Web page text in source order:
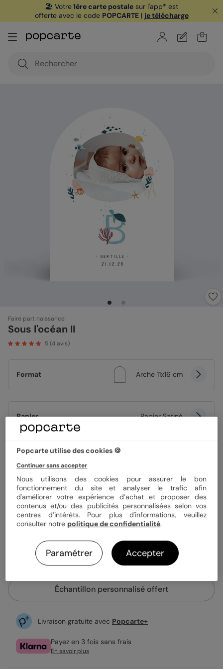
🏖️ Votre1ère carte postale sur l'app* est
offerte avec le code POPCARTE| je télécharge
Faire part naissance
Sous l'océan II
5(4 avis)
Format Arche 11x16 cm
Papier Papier Satiné
Quantité Échantillon personnalisé
1,44 €
Enveloppe blanche offerte
Fabrication française
Expédition rapide en 48h
Personnaliser
Échantillon personnalisé offert
Livraison gratuite avec Popcarte+
Payez en 3 fois sans frais
En savoir plus
Popcarte utilise des cookies 🍪
Continuer sans accepter
Nous utilisons des cookies pour assurer le bon
fonctionnement du site et analyser le trafic afin
d'améliorer votre expérience d’achat et proposer des
contenus et/ou des publicités personnalisées selon vos
centres d’intérêts. Pour plus d'informations, veuillez
consulter notre politique de confidentialité.
Paramétrer Accepter